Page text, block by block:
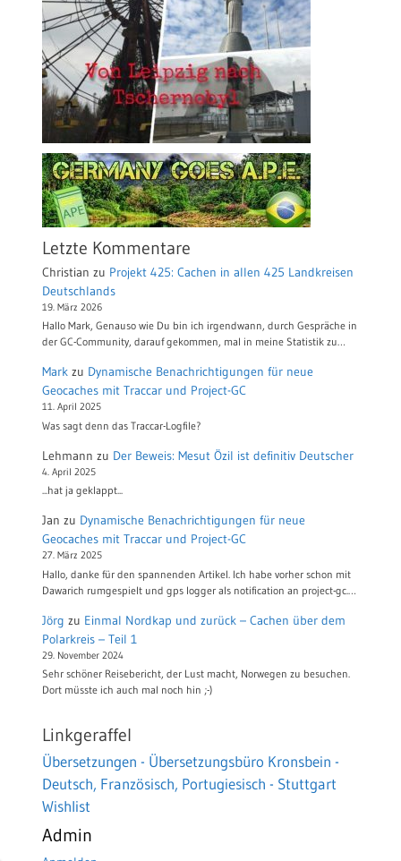
Letzte Kommentare
Christian zu Projekt 425: Cachen in allen 425 Landkreisen
Deutschlands
19. März 2026
Hallo Mark, Genauso wie Du bin ich irgendwann, durch Gespräche in
der GC-Community, darauf gekommen, mal in meine Statistik zu…
Mark zu Dynamische Benachrichtigungen für neue
Geocaches mit Traccar und Project-GC
11. April 2025
Was sagt denn das Traccar-Logfile?
Lehmann zu Der Beweis: Mesut Özil ist definitiv Deutscher
4. April 2025
...hat ja geklappt...
Jan zu Dynamische Benachrichtigungen für neue
Geocaches mit Traccar und Project-GC
27. März 2025
Hallo, danke für den spannenden Artikel. Ich habe vorher schon mit
Dawarich rumgespielt und gps logger als notification an project-gc.…
Jörg zu Einmal Nordkap und zurück – Cachen über dem
Polarkreis – Teil 1
29. November 2024
Sehr schöner Reisebericht, der Lust macht, Norwegen zu besuchen.
Dort müsste ich auch mal noch hin ;-)
Linkgeraffel
Übersetzungen - Übersetzungsbüro Kronsbein -
Deutsch, Französisch, Portugiesisch - Stuttgart
Wishlist
Admin